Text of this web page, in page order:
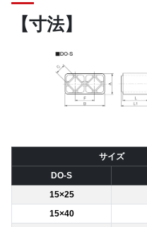
【寸法】
サイズ
DO-S
15×25
15×40